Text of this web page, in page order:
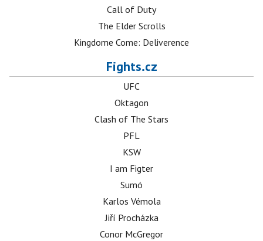
Call of Duty
The Elder Scrolls
Kingdome Come: Deliverence
Fights.cz
UFC
Oktagon
Clash of The Stars
PFL
KSW
I am Figter
Sumó
Karlos Vémola
Jiří Procházka
Conor McGregor